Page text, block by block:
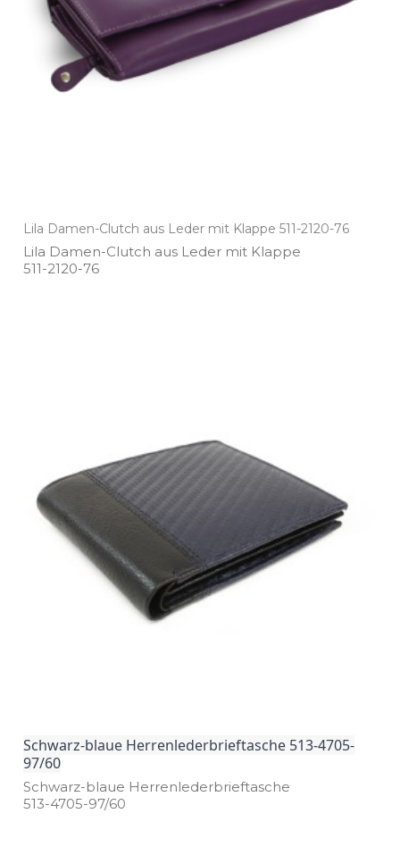
Lila Damen-Clutch aus Leder mit Klappe 511-2120-76
Lila Damen­-Clutch aus Leder mit Klappe
511­-2120­-76
Schwarz-blaue Herrenlederbrieftasche 513-4705-
97/60
Schwarz­-blaue Herrenlederbrieftasche
513­-4705­-97/60